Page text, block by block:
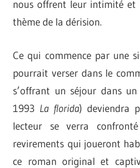
nous offrent leur intimité et
thème de la dérision.
Ce qui commence par une
pourrait verser dans le
s’offrant un séjour dans un
1993 La florida) deviendra
lecteur se verra
revirements qui joueront
ce roman original et